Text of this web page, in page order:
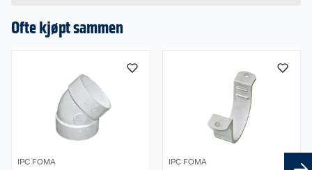
en omtale.
Ofte kjøpt sammen
IPC FOMA IPC FOMA